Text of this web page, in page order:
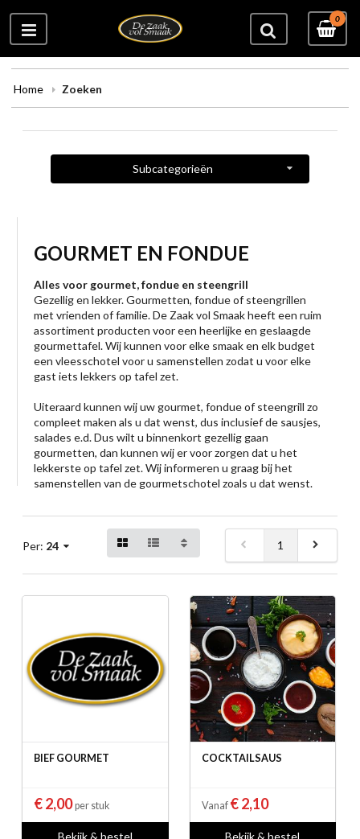
0
Home Zoeken
Subcategorieën
GOURMET EN FONDUE
Alles voor gourmet, fondue en steengrill
Gezellig en lekker. Gourmetten, fondue of steengrillen
met vrienden of familie. De Zaak vol Smaak heeft een ruim
assortiment producten voor een heerlijke en geslaagde
gourmettafel. Wij kunnen voor elke smaak en elk budget
een vleesschotel voor u samenstellen zodat u voor elke
gast iets lekkers op tafel zet.
Uiteraard kunnen wij uw gourmet, fondue of steengrill zo
compleet maken als u dat wenst, dus inclusief de sausjes,
salades e.d. Dus wilt u binnenkort gezellig gaan
gourmetten, dan kunnen wij er voor zorgen dat u het
lekkerste op tafel zet. Wij informeren u graag bij het
samenstellen van de gourmetschotel zoals u dat wenst.
Per: 24 1
BIEF GOURMET
€ 2,00per stuk
Bekijk & bestel
COCKTAILSAUS
Vanaf € 2,10
Bekijk & bestel